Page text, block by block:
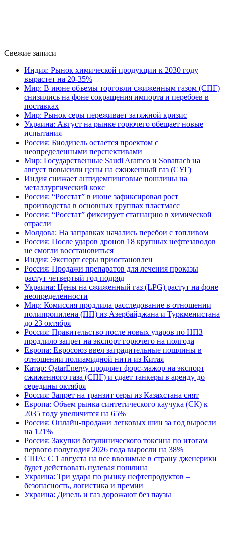
Свежие записи
Индия: Рынок химической продукции к 2030 году
вырастет на 20-35%
Мир: В июне объемы торговли сжиженным газом (СПГ)
снизились на фоне сокращения импорта и перебоев в
поставках
Мир: Рынок серы переживает затяжной кризис
Украина: Август на рынке горючего обещает новые
испытания
Россия: Биодизель остается проектом с
неопределенными перспективами
Мир: Государственные Saudi Aramco и Sonatrach на
август повысили цены на сжиженный газ (СУГ)
Индия снижает антидемпинговые пошлины на
металлургический кокс
Россия: “Росстат” в июне зафиксировал рост
производства в основных группах пластмасс
Россия: “Росстат” фиксирует стагнацию в химической
отрасли
Молдова: На заправках начались перебои с топливом
Россия: После ударов дронов 18 крупных нефтезаводов
не смогли восстановиться
Индия: Экспорт серы приостановлен
Россия: Продажи препаратов для лечения проказы
растут четвертый год подряд
Украина: Цены на сжиженный газ (LPG) растут на фоне
неопределенности
Мир: Комиссия продлила расследование в отношении
полипропилена (ПП) из Азербайджана и Туркменистана
до 23 октября
Россия: Правительство после новых ударов по НПЗ
продлило запрет на экспорт горючего на полгода
Европа: Евросоюз ввел заградительные пошлины в
отношении полиамидной нити из Китая
Катар: QatarEnergy продляет форс-мажор на экспорт
сжиженного газа (СПГ) и сдает танкеры в аренду до
середины октября
Россия: Запрет на транзит серы из Казахстана снят
Европа: Объем рынка синтетического каучука (СК) к
2035 году увеличится на 65%
Россия: Онлайн-продажи легковых шин за год выросли
на 121%
Россия: Закупки ботулинического токсина по итогам
первого полугодия 2026 года выросли на 38%
США: С 1 августа на все ввозимые в страну дженерики
будет действовать нулевая пошлина
Украина: Три удара по рынку нефтепродуктов –
безопасность, логистика и премии
Украина: Дизель и газ дорожают без паузы